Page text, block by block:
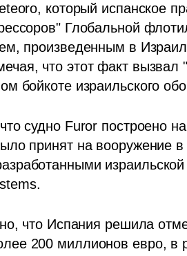
который испанское
Глобальной
произведенным в
что этот факт вызвал
бойкоте израильского
судно Furor построено
принят на вооружение в
что Испания решила
200 миллионов евро, в